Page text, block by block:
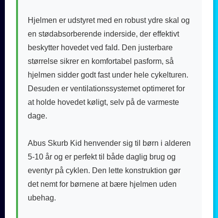
Hjelmen er udstyret med en robust ydre skal og
en stødabsorberende inderside, der effektivt
beskytter hovedet ved fald. Den justerbare
størrelse sikrer en komfortabel pasform, så
hjelmen sidder godt fast under hele cykelturen.
Desuden er ventilationssystemet optimeret for
at holde hovedet køligt, selv på de varmeste
dage.
Abus Skurb Kid henvender sig til børn i alderen
5-10 år og er perfekt til både daglig brug og
eventyr på cyklen. Den lette konstruktion gør
det nemt for børnene at bære hjelmen uden
ubehag.